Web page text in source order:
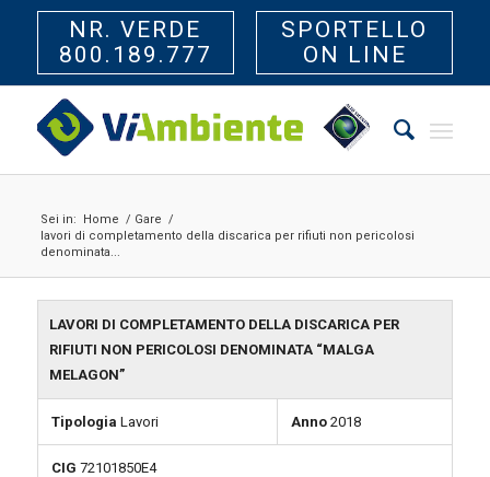
NR. VERDE
800.189.777
SPORTELLO
ON LINE
Sei in: Home / Gare /
lavori di completamento della discarica per rifiuti non pericolosi
denominata...
LAVORI DI COMPLETAMENTO DELLA DISCARICA PER
RIFIUTI NON PERICOLOSI DENOMINATA “MALGA
MELAGON”
Tipologia Lavori Anno2018
CIG 72101850E4